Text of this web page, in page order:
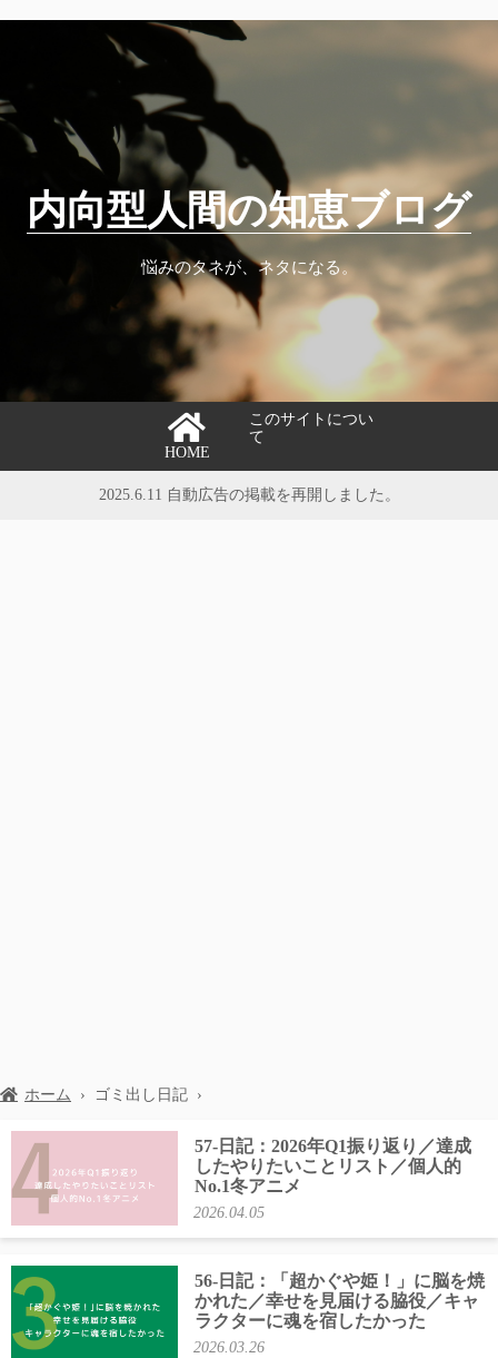
内向型人間の知恵ブログ
悩みのタネが、ネタになる。
HOME
このサイトについ
て
2025.6.11 自動広告の掲載を再開しました。
ホーム › ゴミ出し日記 ›
57-日記：2026年Q1振り返り／達成
したやりたいことリスト／個人的
No.1冬アニメ
2026.04.05
56-日記：「超かぐや姫！」に脳を焼
かれた／幸せを見届ける脇役／キャ
ラクターに魂を宿したかった
2026.03.26